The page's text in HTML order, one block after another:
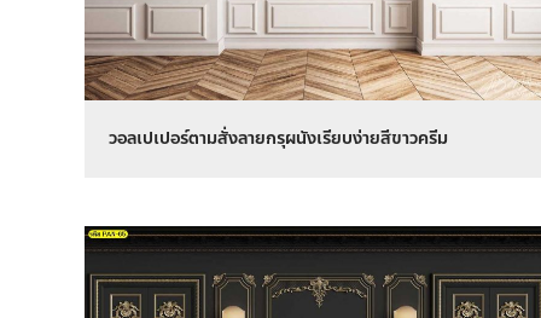
วอลเปเปอร์ตามสั่งลายกรุผนังเรียบง่ายสีขาวครีม